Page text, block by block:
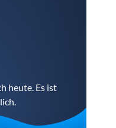
heute. Es ist